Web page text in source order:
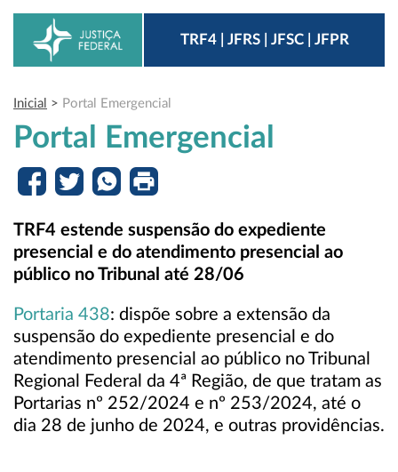
TRF4 | JFRS | JFSC | JFPR
Inicial > Portal Emergencial
Portal Emergencial
TRF4 estende suspensão do expediente
presencial e do atendimento presencial ao
público no Tribunal até 28/06
Portaria 438: dispõe sobre a extensão da
suspensão do expediente presencial e do
atendimento presencial ao público no Tribunal
Regional Federal da 4ª Região, de que tratam as
Portarias nº 252/2024 e nº 253/2024, até o
dia 28 de junho de 2024, e outras providências.